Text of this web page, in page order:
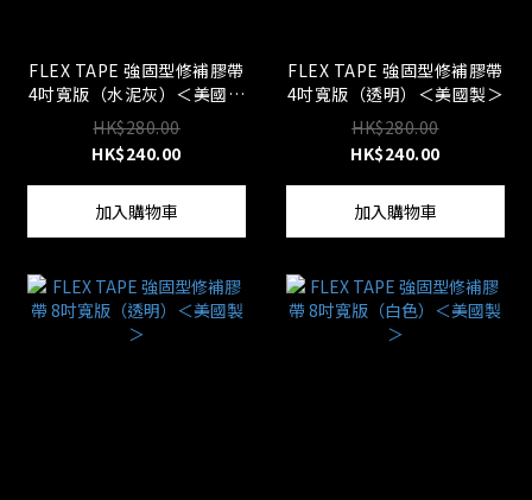
FLEX TAPE 強固型修補膠帶
4吋寬版（水泥灰）＜美國製
＞
HK$280.00
HK$240.00
加入購物車
FLEX TAPE 強固型修補膠帶
4吋寬版（透明）＜美國製＞
HK$280.00
HK$240.00
加入購物車